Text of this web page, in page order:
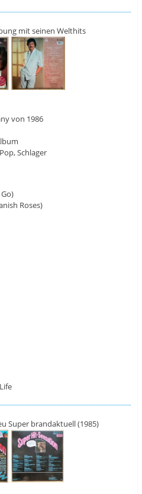
mit seinen Welthits
von 1986
Schlager
Roses)
Super brandaktuell (1985)